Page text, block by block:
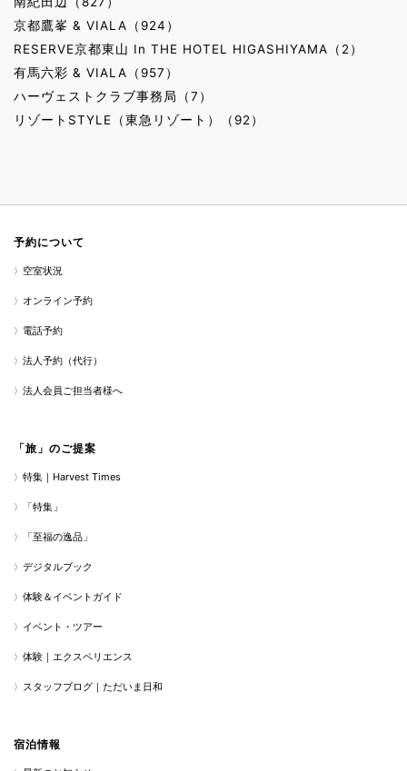
京都鷹峯 & VIALA（924）
RESERVE京都東山 In THE HOTEL HIGASHIYAMA（2）
有馬六彩 & VIALA（957）
ハーヴェストクラブ事務局（7）
リゾートSTYLE（東急リゾート）（92）
予約について
空室状況
オンライン予約
電話予約
法人予約（代行）
法人会員ご担当者様へ
「旅」のご提案
特集｜Harvest Times
「特集」
「至福の逸品」
デジタルブック
体験＆イベントガイド
イベント・ツアー
体験｜エクスペリエンス
スタッフブログ｜ただいま日和
宿泊情報